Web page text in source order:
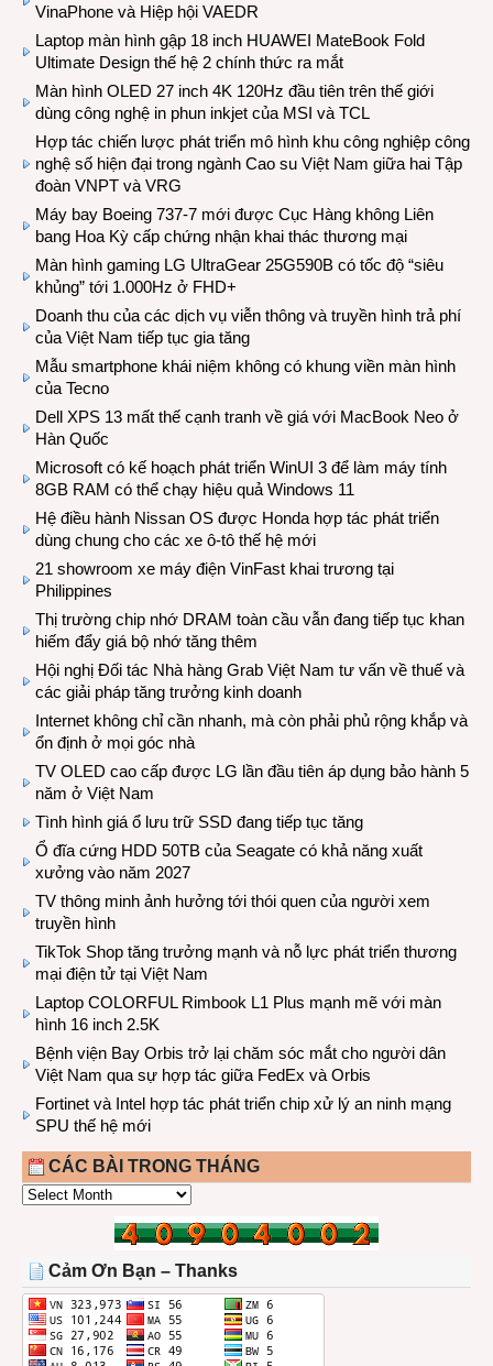
VinaPhone và Hiệp hội VAEDR
Laptop màn hình gập 18 inch HUAWEI MateBook Fold
Ultimate Design thế hệ 2 chính thức ra mắt
Màn hình OLED 27 inch 4K 120Hz đầu tiên trên thế giới
dùng công nghệ in phun inkjet của MSI và TCL
Hợp tác chiến lược phát triển mô hình khu công nghiệp công
nghệ số hiện đại trong ngành Cao su Việt Nam giữa hai Tập
đoàn VNPT và VRG
Máy bay Boeing 737-7 mới được Cục Hàng không Liên
bang Hoa Kỳ cấp chứng nhận khai thác thương mại
Màn hình gaming LG UltraGear 25G590B có tốc độ “siêu
khủng” tới 1.000Hz ở FHD+
Doanh thu của các dịch vụ viễn thông và truyền hình trả phí
của Việt Nam tiếp tục gia tăng
Mẫu smartphone khái niệm không có khung viền màn hình
của Tecno
Dell XPS 13 mất thế cạnh tranh về giá với MacBook Neo ở
Hàn Quốc
Microsoft có kế hoạch phát triển WinUI 3 để làm máy tính
8GB RAM có thể chạy hiệu quả Windows 11
Hệ điều hành Nissan OS được Honda hợp tác phát triển
dùng chung cho các xe ô-tô thế hệ mới
21 showroom xe máy điện VinFast khai trương tại
Philippines
Thị trường chip nhớ DRAM toàn cầu vẫn đang tiếp tục khan
hiếm đẩy giá bộ nhớ tăng thêm
Hội nghị Đối tác Nhà hàng Grab Việt Nam tư vấn về thuế và
các giải pháp tăng trưởng kinh doanh
Internet không chỉ cần nhanh, mà còn phải phủ rộng khắp và
ổn định ở mọi góc nhà
TV OLED cao cấp được LG lần đầu tiên áp dụng bảo hành 5
năm ở Việt Nam
Tình hình giá ổ lưu trữ SSD đang tiếp tục tăng
Ổ đĩa cứng HDD 50TB của Seagate có khả năng xuất
xưởng vào năm 2027
TV thông minh ảnh hưởng tới thói quen của người xem
truyền hình
TikTok Shop tăng trưởng mạnh và nỗ lực phát triển thương
mại điện tử tại Việt Nam
Laptop COLORFUL Rimbook L1 Plus mạnh mẽ với màn
hình 16 inch 2.5K
Bệnh viện Bay Orbis trở lại chăm sóc mắt cho người dân
Việt Nam qua sự hợp tác giữa FedEx và Orbis
Fortinet và Intel hợp tác phát triển chip xử lý an ninh mạng
SPU thế hệ mới
CÁC BÀI TRONG THÁNG
CÁC
THÁNG
Cảm Ơn Bạn – Thanks